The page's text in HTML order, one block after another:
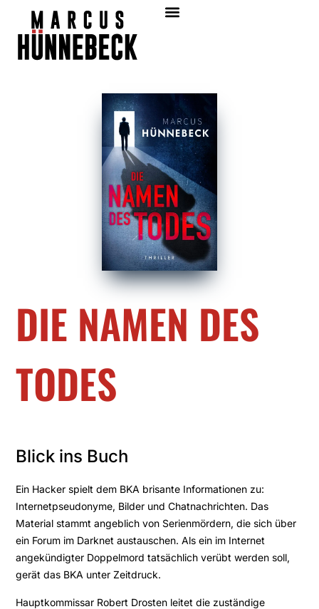
DIE NAMEN DES
TODES
Blick ins Buch
Ein Hacker spielt dem BKA brisante Informationen zu:
Internetpseudonyme, Bilder und Chatnachrichten. Das
Material stammt angeblich von Serienmördern, die sich über
ein Forum im Darknet austauschen. Als ein im Internet
angekündigter Doppelmord tatsächlich verübt werden soll,
gerät das BKA unter Zeitdruck.
Hauptkommissar Robert Drosten leitet die zuständige